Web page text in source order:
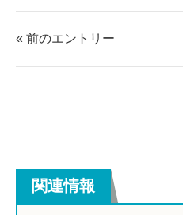
« 前のエントリー
関連情報